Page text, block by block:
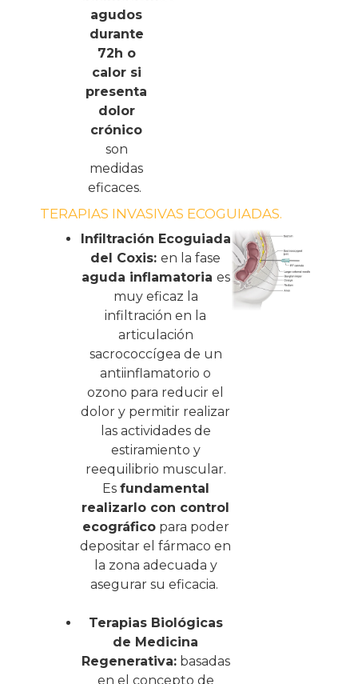
agudos
durante
72h o
calor si
presenta
dolor
crónico
son
medidas
eficaces.
TERAPIAS INVASIVAS ECOGUIADAS.
Infiltración Ecoguiada
del Coxis:en la fase
aguda inflamatoria es
muy eficaz la
infiltración en la
articulación
sacrococcígea de un
antiinflamatorio o
ozono para reducir el
dolor y permitir realizar
las actividades de
estiramiento y
reequilibrio muscular.
Es fundamental
realizarlo con control
ecográficopara poder
depositar el fármaco en
la zona adecuada y
asegurar su eficacia.
Terapias Biológicas
de Medicina
Regenerativa:basadas
en el concepto de